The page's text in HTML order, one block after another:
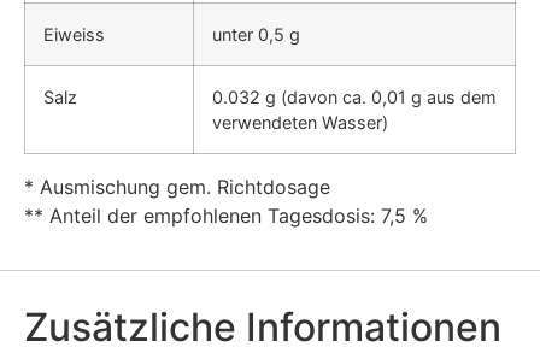
Eiweiss unter 0,5 g
Salz
0.032 g (davon ca. 0,01 g aus dem
verwendeten Wasser)
* Ausmischung gem. Richtdosage
** Anteil der empfohlenen Tagesdosis: 7,5 %
Zusätzliche Informationen